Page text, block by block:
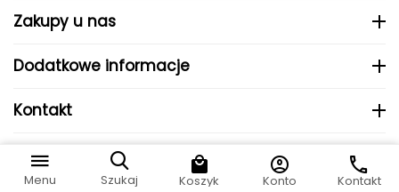
IGLOO
INNY
Icebreaker
Icestorm
Zakupy u nas
Dodatkowe informacje
Kontakt
© 2024 MHS Sp. z o.o..
87899 Do koszyka
Menu Szukaj Koszyk Konto Kontakt